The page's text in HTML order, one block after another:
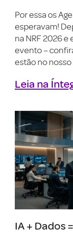
Por essa os
esperavam!
na NRF 2026
evento –
estão no nosso
Leia na
IA + Dados